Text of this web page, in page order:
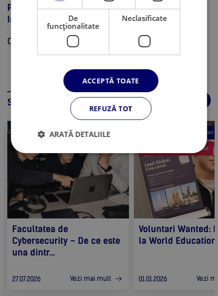
Programează acum o ședință de consultanță la
IntegralEdu!
Cuvinte cheie:
Stiri asociate
Studii in strainatate
Facultatea de
Cybersecurity – De ce este
una dintr...
27.07.2026 Vezi mai mult
World Education Fair
Studii in strainatate
Voluntari Wanted:
la World Education
01.01.2026 Vezi
De
funcţionalitate
Neclasificate
ACCEPTĂ TOATE
REFUZĂ TOT
ARATĂ DETALIILE